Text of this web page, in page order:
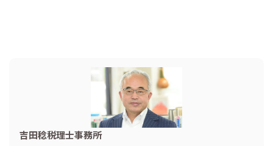
吉田稔税理士事務所